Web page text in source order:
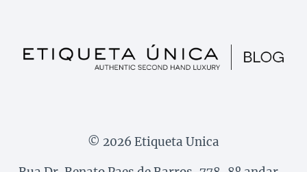
© 2026 Etiqueta Unica